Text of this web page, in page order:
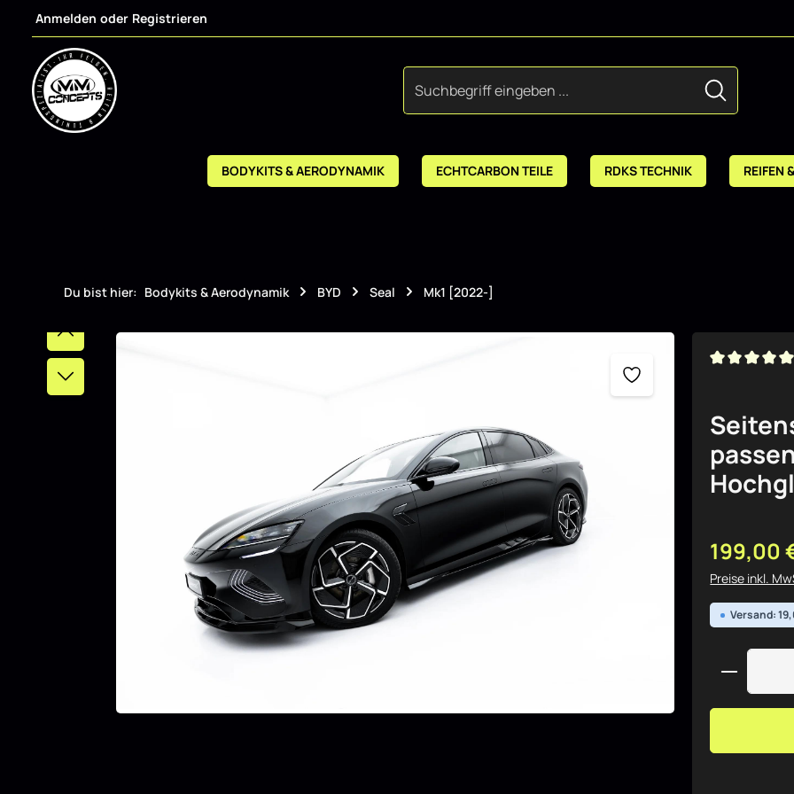
Hauptinhalt springen
Zur Suche springen
Zur Hauptnavigation springen
Anmelden oder Registrieren
BODYKITS & AERODYNAMIK ECHTCARBON TEILE RDKS TECHNIK REIFEN
Du bist hier: Bodykits & Aerodynamik BYD Seal Mk1 [2022-]
Bildergalerie überspringen
Regulärer
199,00
Preise inkl.
Versand: